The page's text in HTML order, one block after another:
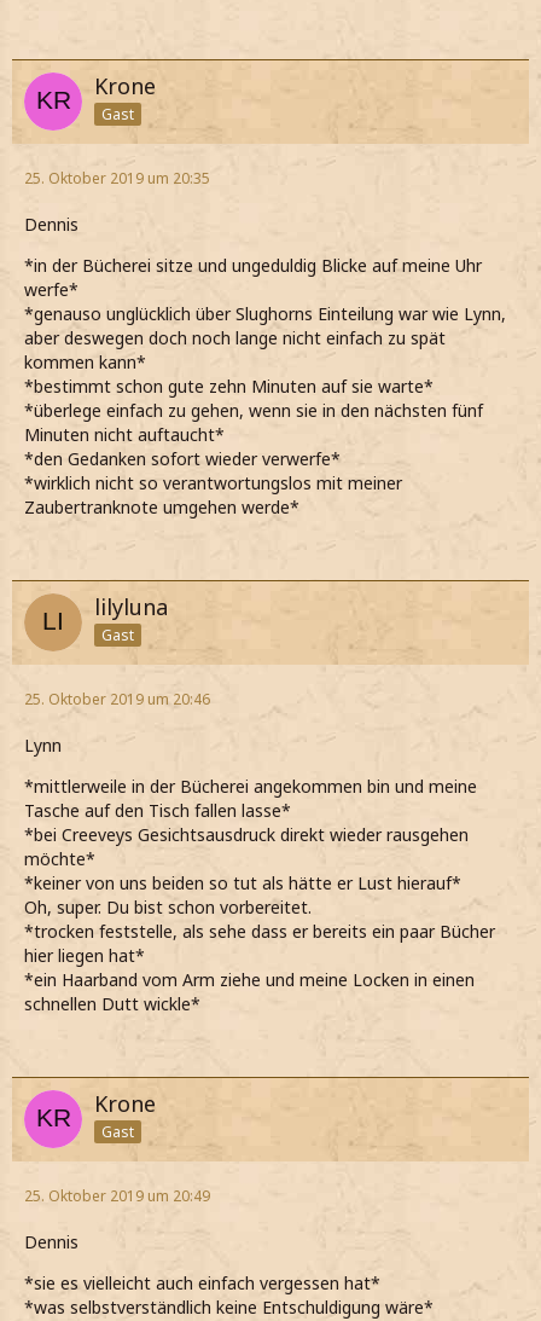
Krone
Gast
25. Oktober 2019 um 20:35
Dennis
*in der Bücherei sitze und ungeduldig Blicke auf meine Uhr
werfe*
*genauso unglücklich über Slughorns Einteilung war wie Lynn,
aber deswegen doch noch lange nicht einfach zu spät
kommen kann*
*bestimmt schon gute zehn Minuten auf sie warte*
*überlege einfach zu gehen, wenn sie in den nächsten fünf
Minuten nicht auftaucht*
*den Gedanken sofort wieder verwerfe*
*wirklich nicht so verantwortungslos mit meiner
Zaubertranknote umgehen werde*
lilyluna
Gast
25. Oktober 2019 um 20:46
Lynn
*mittlerweile in der Bücherei angekommen bin und meine
Tasche auf den Tisch fallen lasse*
*bei Creeveys Gesichtsausdruck direkt wieder rausgehen
möchte*
*keiner von uns beiden so tut als hätte er Lust hierauf*
Oh, super. Du bist schon vorbereitet.
*trocken feststelle, als sehe dass er bereits ein paar Bücher
hier liegen hat*
*ein Haarband vom Arm ziehe und meine Locken in einen
schnellen Dutt wickle*
Krone
Gast
25. Oktober 2019 um 20:49
Dennis
*sie es vielleicht auch einfach vergessen hat*
*was selbstverständlich keine Entschuldigung wäre*